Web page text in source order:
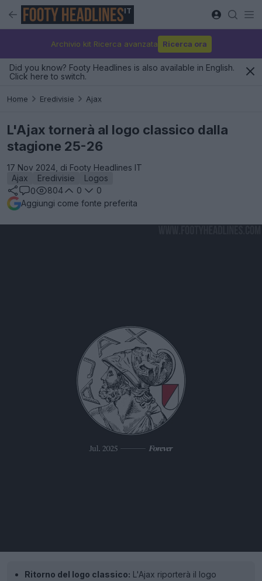
IT
Archivio kit Ricerca avanzata Ricerca ora
Did you know? Footy Headlines is also available in English.
Click here to switch.
Home Eredivisie Ajax
L'Ajax tornerà al logo classico dalla
stagione 25-26
17 Nov 2024, di Footy Headlines IT
Ajax
Eredivisie
Logos
0
804 0
0
Aggiungi come fonte preferita
Ritorno del logo classico: L'Ajax riporterà il logo